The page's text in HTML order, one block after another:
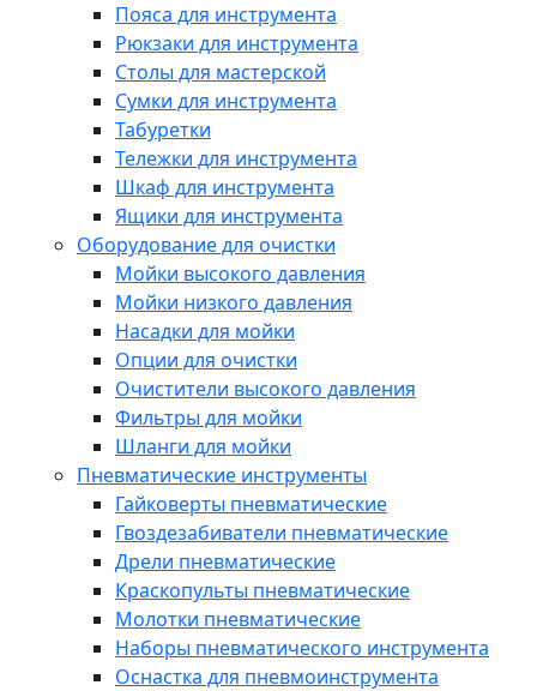
Пояса для инструмента
Рюкзаки для инструмента
Столы для мастерской
Сумки для инструмента
Табуретки
Тележки для инструмента
Шкаф для инструмента
Ящики для инструмента
Оборудование для очистки
Мойки высокого давления
Мойки низкого давления
Насадки для мойки
Опции для очистки
Очистители высокого давления
Фильтры для мойки
Шланги для мойки
Пневматические инструменты
Гайковерты пневматические
Гвоздезабиватели пневматические
Дрели пневматические
Краскопульты пневматические
Молотки пневматические
Наборы пневматического инструмента
Оснастка для пневмоинструмента